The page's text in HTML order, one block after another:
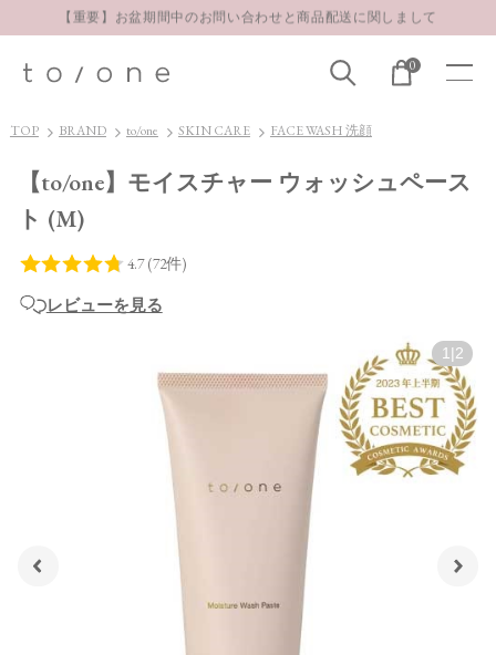
お得な定期購入コースはこちら
【重要】お盆期間中のお問い合わせと商品配送に関しまして
お得な定期購入コースはこちら
0
TOP BRAND to/one SKIN CARE FACE WASH 洗顔
【to/one】モイスチャー ウォッシュペース
ト (M)
レビューを見る
1 2